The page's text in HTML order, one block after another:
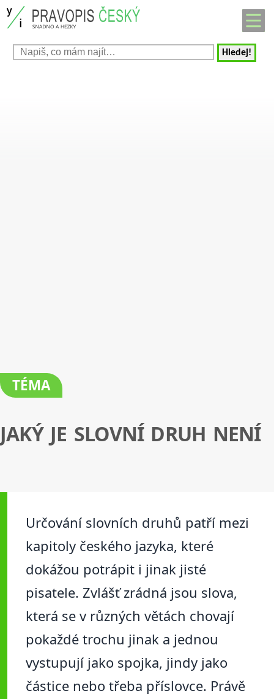
Hledej!
TÉMA
JAKÝ JE SLOVNÍ DRUH NENÍ
Určování slovních druhů patří mezi
kapitoly českého jazyka, které
dokážou potrápit i jinak jisté
pisatele. Zvlášť zrádná jsou slova,
která se v různých větách chovají
pokaždé trochu jinak a jednou
vystupují jako spojka, jindy jako
částice nebo třeba příslovce. Právě